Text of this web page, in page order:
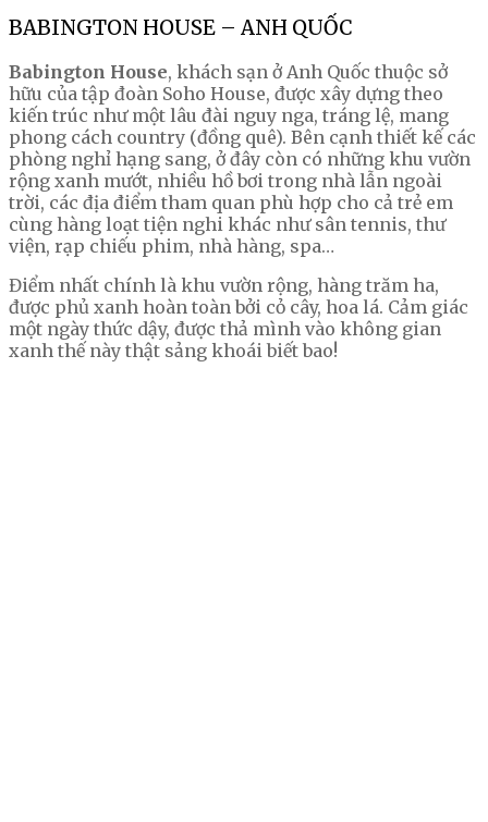
BABINGTON HOUSE – ANH QUỐC
Babington House, khách sạn ở Anh Quốc thuộc sở
hữu của tập đoàn Soho House, được xây dựng theo
kiến trúc như một lâu đài nguy nga, tráng lệ, mang
phong cách country (đồng quê). Bên cạnh thiết kế các
phòng nghỉ hạng sang, ở đây còn có những khu vườn
rộng xanh mướt, nhiều hồ bơi trong nhà lẫn ngoài
trời, các địa điểm tham quan phù hợp cho cả trẻ em
cùng hàng loạt tiện nghi khác như sân tennis, thư
viện, rạp chiếu phim, nhà hàng, spa…
Điểm nhất chính là khu vườn rộng, hàng trăm ha,
được phủ xanh hoàn toàn bởi cỏ cây, hoa lá. Cảm giác
một ngày thức dậy, được thả mình vào không gian
xanh thế này thật sảng khoái biết bao!